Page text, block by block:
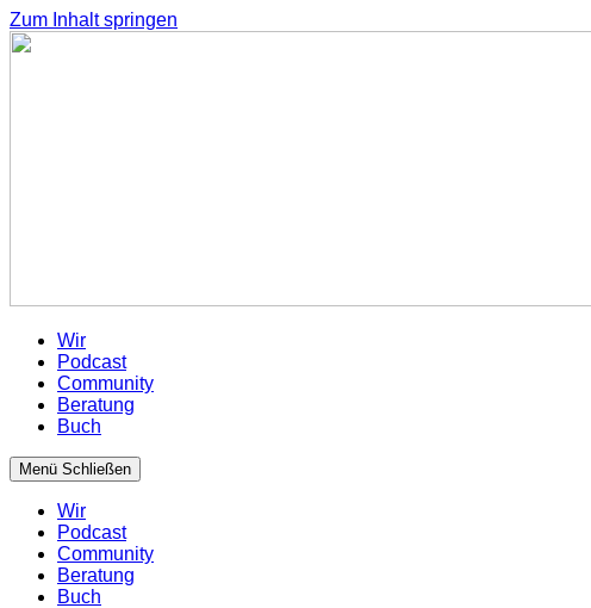
Zum Inhalt springen
Wir
Podcast
Community
Beratung
Buch
Menü Schließen
Wir
Podcast
Community
Beratung
Buch